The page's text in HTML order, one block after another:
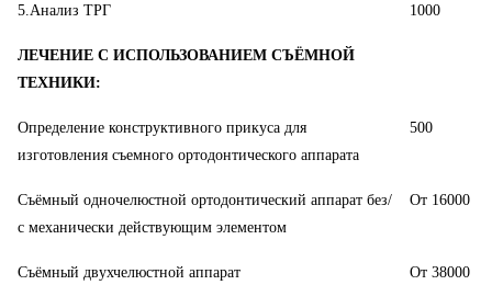
5.Анализ ТРГ 1000
ЛЕЧЕНИЕ С ИСПОЛЬЗОВАНИЕМ СЪЁМНОЙ
ТЕХНИКИ:
Определение конструктивного прикуса для
изготовления съемного ортодонтического аппарата
500
Съёмный одночелюстной ортодонтический аппарат без/
с механически действующим элементом
От 16000
Съёмный двухчелюстной аппарат От 38000